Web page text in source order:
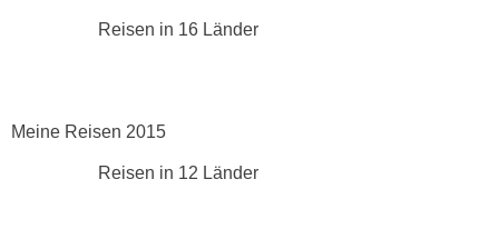
Reisen in 16 Länder
Meine Reisen 2015
Reisen in 12 Länder